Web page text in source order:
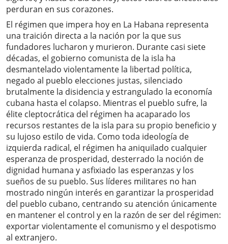
perduran en sus corazones.
El régimen que impera hoy en La Habana representa
una traición directa a la nación por la que sus
fundadores lucharon y murieron. Durante casi siete
décadas, el gobierno comunista de la isla ha
desmantelado violentamente la libertad política,
negado al pueblo elecciones justas, silenciado
brutalmente la disidencia y estrangulado la economía
cubana hasta el colapso. Mientras el pueblo sufre, la
élite cleptocrática del régimen ha acaparado los
recursos restantes de la isla para su propio beneficio y
su lujoso estilo de vida. Como toda ideología de
izquierda radical, el régimen ha aniquilado cualquier
esperanza de prosperidad, desterrado la noción de
dignidad humana y asfixiado las esperanzas y los
sueños de su pueblo. Sus líderes militares no han
mostrado ningún interés en garantizar la prosperidad
del pueblo cubano, centrando su atención únicamente
en mantener el control y en la razón de ser del régimen:
exportar violentamente el comunismo y el despotismo
al extranjero.